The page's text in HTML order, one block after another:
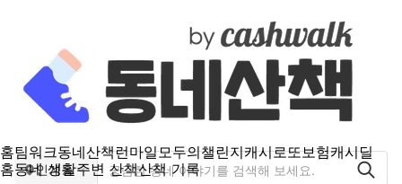
홈팀워크동네산책런마일모두의챌린지캐시로또보험캐시딜
홈동네 생활주변 산책산책 기록
인계동